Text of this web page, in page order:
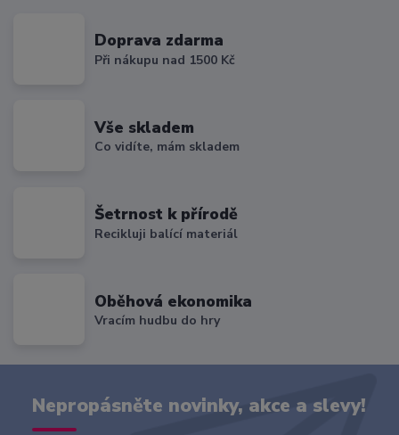
Doprava zdarma
Při nákupu nad 1500 Kč
Vše skladem
Co vidíte, mám skladem
Šetrnost k přírodě
Recikluji balící materiál
Oběhová ekonomika
Vracím hudbu do hry
Nepropásněte novinky, akce a slevy!